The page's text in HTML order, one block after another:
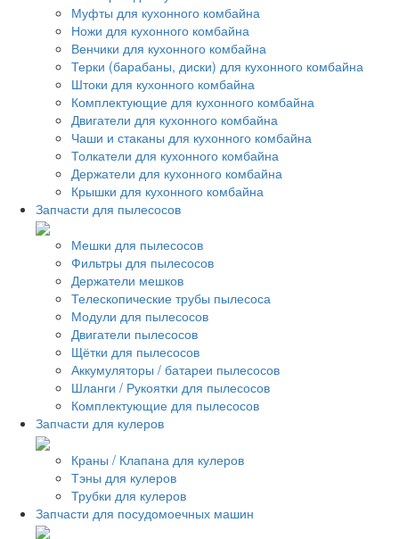
Муфты для кухонного комбайна
Ножи для кухонного комбайна
Венчики для кухонного комбайна
Терки (барабаны, диски) для кухонного комбайна
Штоки для кухонного комбайна
Комплектующие для кухонного комбайна
Двигатели для кухонного комбайна
Чаши и стаканы для кухонного комбайна
Толкатели для кухонного комбайна
Держатели для кухонного комбайна
Крышки для кухонного комбайна
Запчасти для пылесосов
Мешки для пылесосов
Фильтры для пылесосов
Держатели мешков
Телескопические трубы пылесоса
Модули для пылесосов
Двигатели пылесосов
Щётки для пылесосов
Аккумуляторы / батареи пылесосов
Шланги / Рукоятки для пылесосов
Комплектующие для пылесосов
Запчасти для кулеров
Краны / Клапана для кулеров
Тэны для кулеров
Трубки для кулеров
Запчасти для посудомоечных машин